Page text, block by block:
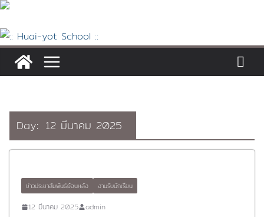
Skip
content
Day: 12 มีนาคม 2025
ข่าวประชาสัมพันธ์ย้อนหลัง งานรับนักเรียน
12 มีนาคม 2025 admin